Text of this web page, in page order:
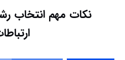
نکات مهم انتخاب